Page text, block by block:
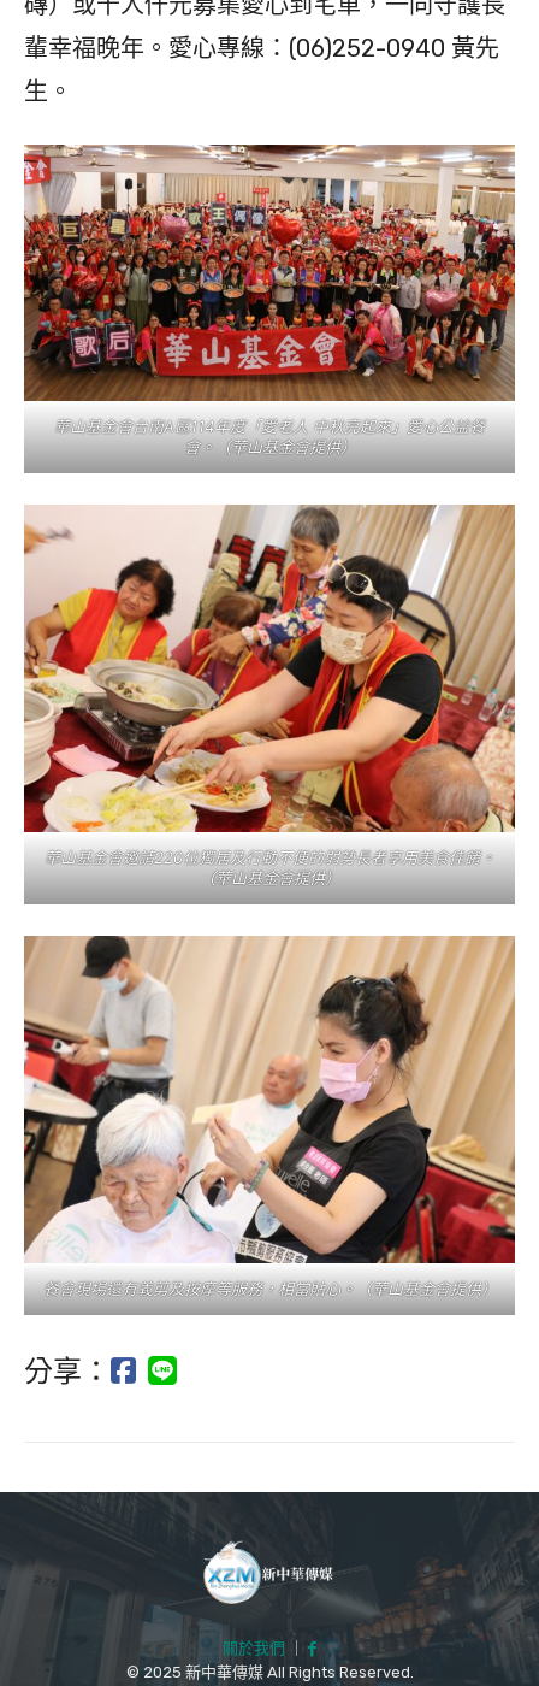
輩幸福晚年。愛心專線：(06)252-0940 黃先
生。
華山基金會台南A區114年度「愛老人 中秋亮起來」愛心公益餐
會。（華山基金會提供）
華山基金會邀請220位獨居及行動不便的弱勢長者享用美食佳餚。
（華山基金會提供）
餐會現場還有義剪及按摩等服務，相當貼心。（華山基金會提供）
分享：
關於我們
｜
© 2025 新中華傳媒 All Rights Reserved.